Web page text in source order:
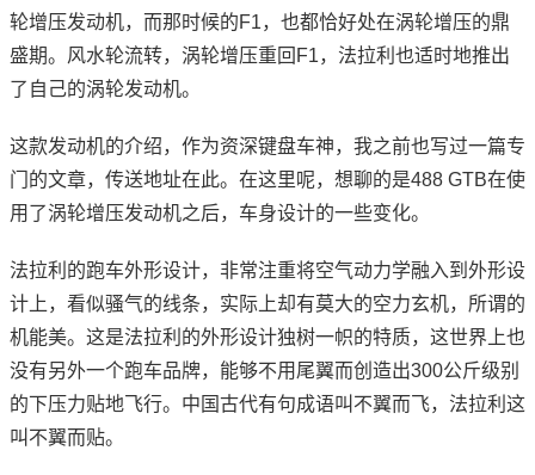
轮增压发动机，而那时候的F1，也都恰好处在涡轮增压的鼎
盛期。风水轮流转，涡轮增压重回F1，法拉利也适时地推出
了自己的涡轮发动机。
这款发动机的介绍，作为资深键盘车神，我之前也写过一篇专
门的文章，传送地址在此。在这里呢，想聊的是488 GTB在使
用了涡轮增压发动机之后，车身设计的一些变化。
法拉利的跑车外形设计，非常注重将空气动力学融入到外形设
计上，看似骚气的线条，实际上却有莫大的空力玄机，所谓的
机能美。这是法拉利的外形设计独树一帜的特质，这世界上也
没有另外一个跑车品牌，能够不用尾翼而创造出300公斤级别
的下压力贴地飞行。中国古代有句成语叫不翼而飞，法拉利这
叫不翼而贴。